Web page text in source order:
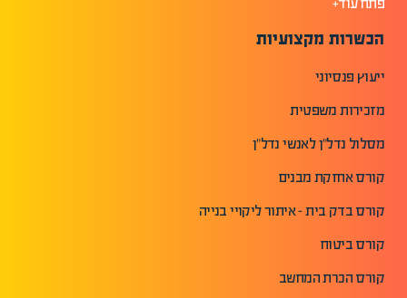
הכשרות מקצועיות
ייעוץ פנסיוני
מזכירות משפטית
מסלול נדל"ן לאנשי נדל"ן
קורס אחזקת מבנים
קורס בדק בית - איתור ליקויי בנייה
קורס ביטוח
קורס הכרת המחשב